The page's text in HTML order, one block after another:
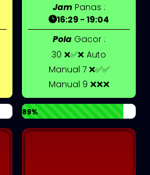
JamPanas :
16:29 - 19:04
PolaGacor :
30 ❌✅❌ Auto
Manual 7 ❌✅✅
Manual 9 ❌❌❌
89%